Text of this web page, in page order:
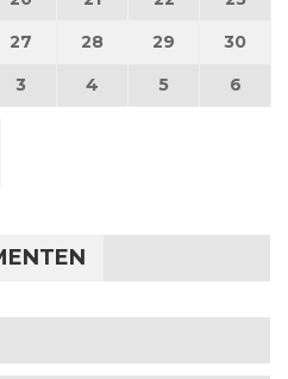
2026
27 27 augustus 2026
28 28 augustus 2026
29 29 30
2026
3 3 september 2026
4 4 september 2026
5 5 6